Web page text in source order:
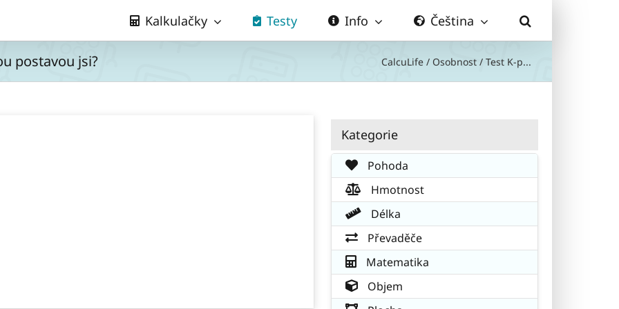
Kalkulačky Testy Info Čeština
postavou jsi? CalcuLife / Osobnost / Test K-p...
Kategorie
Pohoda
Hmotnost
Délka
Převaděče
Matematika
Objem